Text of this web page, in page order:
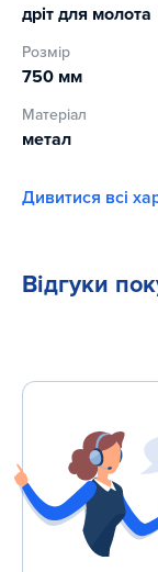
дріт для молота
Розмір
750 мм
Матеріал
метал
Дивитися всі
Відгуки